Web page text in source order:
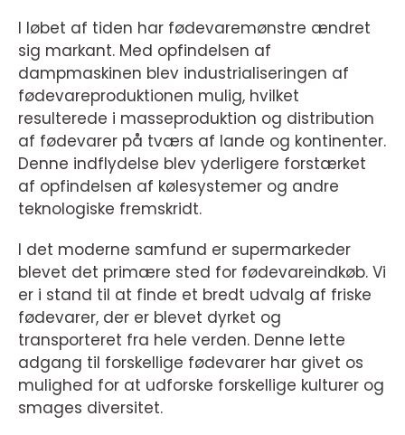
I løbet af tiden har fødevaremønstre ændret
sig markant. Med opfindelsen af
dampmaskinen blev industrialiseringen af
fødevareproduktionen mulig, hvilket
resulterede i masseproduktion og distribution
af fødevarer på tværs af lande og kontinenter.
Denne indflydelse blev yderligere forstærket
af opfindelsen af kølesystemer og andre
teknologiske fremskridt.
I det moderne samfund er supermarkeder
blevet det primære sted for fødevareindkøb. Vi
er i stand til at finde et bredt udvalg af friske
fødevarer, der er blevet dyrket og
transporteret fra hele verden. Denne lette
adgang til forskellige fødevarer har givet os
mulighed for at udforske forskellige kulturer og
smages diversitet.